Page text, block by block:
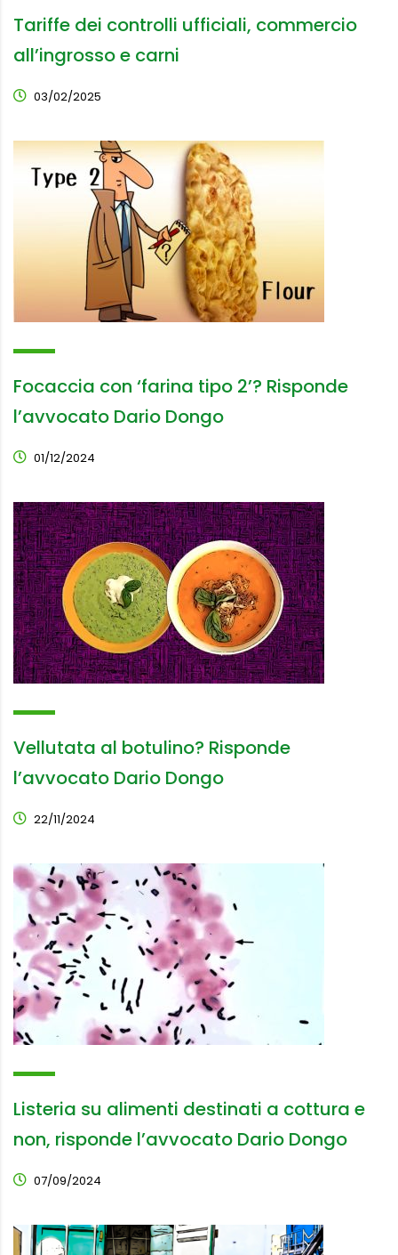
Tariffe dei controlli ufficiali, commercio
all’ingrosso e carni
03/02/2025
Focaccia con ‘farina tipo 2’? Risponde
l’avvocato Dario Dongo
01/12/2024
Vellutata al botulino? Risponde
l’avvocato Dario Dongo
22/11/2024
Listeria su alimenti destinati a cottura e
non, risponde l’avvocato Dario Dongo
07/09/2024